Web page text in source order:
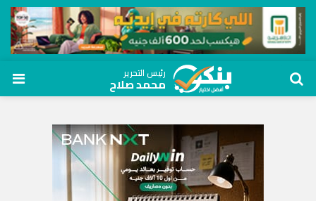
رئيس التحرير
محمد صلاح